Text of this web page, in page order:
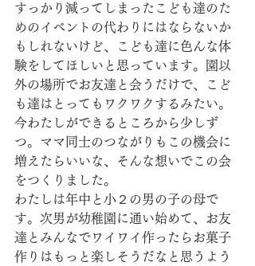
すっかり減ってしまったこども達のた
めのイベントの代わりにはならないか
もしれないけど、こども達に色んな体
験をしてほしいと思っています。園以
外の場所でお友達と会うだけで、こど
も達はとってもワクワクするみたい。
今わたしができるところから少しず
つ。ママ同士のつながりもこの機会に
増えたらいいな、そんな想いでこの会
をつくりました。
わたしは年中と小２の男の子の母で
す。次男が幼稚園に通い始めて、お友
達とみんなでワイワイ作ったらお菓子
作りはもっと楽しそうだなと思うよう